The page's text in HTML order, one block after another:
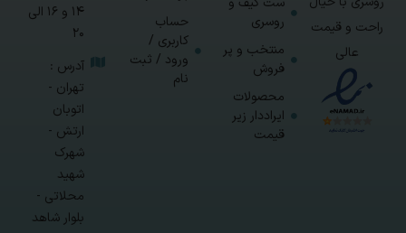
راحت و قیمت
عالی
روسری
منتخب و پر
فروش
محصولات
ایراددار زیر
قیمت
حساب
کاربری /
ورود / ثبت
نام
14 و 16 الی
20
آدرس :
تهران -
اتوبان
ارتش -
شهرک
شهید
محلاتی -
بلوار شاهد